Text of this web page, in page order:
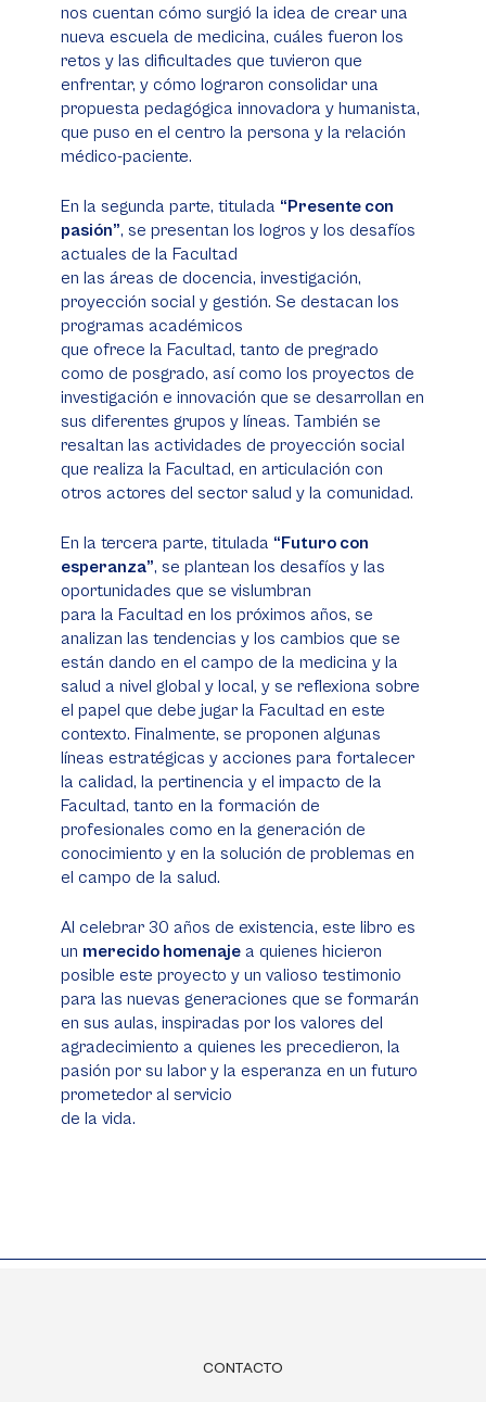
nos cuentan cómo surgió la idea de crear una
nueva escuela de medicina, cuáles fueron los
retos y las dificultades que tuvieron que
enfrentar, y cómo lograron consolidar una
propuesta pedagógica innovadora y humanista,
que puso en el centro la persona y la relación
médico-paciente.
En la segunda parte, titulada “Presente con
pasión”, se presentan los logros y los desafíos
actuales de la Facultad
en las áreas de docencia, investigación,
proyección social y gestión. Se destacan los
programas académicos
que ofrece la Facultad, tanto de pregrado
como de posgrado, así como los proyectos de
investigación e innovación que se desarrollan en
sus diferentes grupos y líneas. También se
resaltan las actividades de proyección social
que realiza la Facultad, en articulación con
otros actores del sector salud y la comunidad.
En la tercera parte, titulada “Futuro con
esperanza”, se plantean los desafíos y las
oportunidades que se vislumbran
para la Facultad en los próximos años, se
analizan las tendencias y los cambios que se
están dando en el campo de la medicina y la
salud a nivel global y local, y se reflexiona sobre
el papel que debe jugar la Facultad en este
contexto. Finalmente, se proponen algunas
líneas estratégicas y acciones para fortalecer
la calidad, la pertinencia y el impacto de la
Facultad, tanto en la formación de
profesionales como en la generación de
conocimiento y en la solución de problemas en
el campo de la salud.
Al celebrar 30 años de existencia, este libro es
un merecido homenaje a quienes hicieron
posible este proyecto y un valioso testimonio
para las nuevas generaciones que se formarán
en sus aulas, inspiradas por los valores del
agradecimiento a quienes les precedieron, la
pasión por su labor y la esperanza en un futuro
prometedor al servicio
de la vida.
CONTACTO